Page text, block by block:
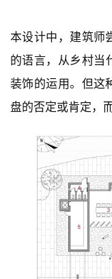
本设计中，建筑师
的语言，从乡村